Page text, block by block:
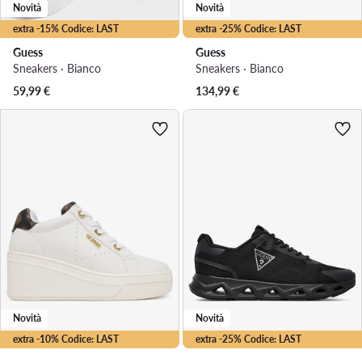
extra -15% Codice: LAST
Novità
Guess
Sneakers · Bianco
59,99€
extra -25% Codice: LAST
Novità
Guess
Sneakers · Bianco
134,99€
extra -10% Codice: LAST
Novità
extra -25% Codice: LAST
Novità